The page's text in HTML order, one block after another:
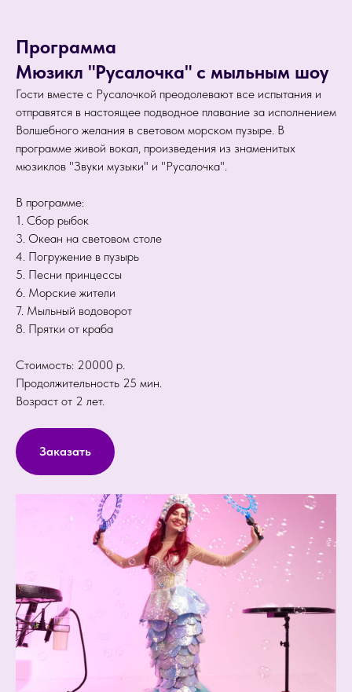
Программа
Мюзикл "Русалочка" с мыльным шоу
Гости вместе с Русалочкой преодолевают все испытания и
отправятся в настоящее подводное плавание за исполнением
Волшебного желания в световом морском пузыре. В
программе живой вокал, произведения из знаменитых
мюзиклов "Звуки музыки" и "Русалочка".
В программе:
1. Сбор рыбок
3. Океан на световом столе
4. Погружение в пузырь
5. Песни принцессы
6. Морские жители
7. Мыльный водоворот
8. Прятки от краба
Стоимость: 20000 р.
Продолжительность 25 мин.
Возраст от 2 лет.
Заказать